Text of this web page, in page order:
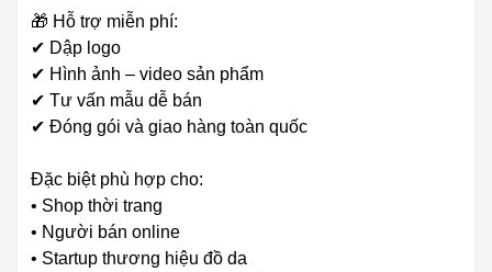
🎁 Hỗ trợ miễn phí:
✔ Dập logo
✔ Hình ảnh – video sản phẩm
✔ Tư vấn mẫu dễ bán
✔ Đóng gói và giao hàng toàn quốc
Đặc biệt phù hợp cho:
• Shop thời trang
• Người bán online
• Startup thương hiệu đồ da